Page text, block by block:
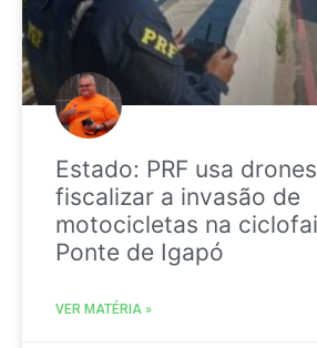
Estado: PRF usa
fiscalizar a invasão de
motocicletas na
Ponte de Igapó
VER MATÉRIA »